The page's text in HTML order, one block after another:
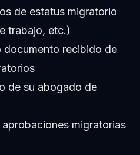
de estatus migratorio
trabajo, etc.)
documento recibido de
de su abogado de
migratorias